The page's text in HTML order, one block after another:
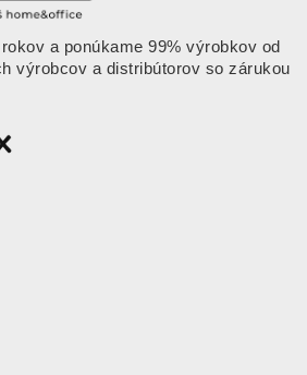
a ponúkame 99% výrobkov od
výrobcov a distribútorov so zárukou